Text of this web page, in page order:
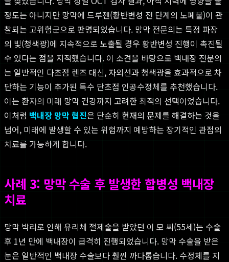
정도는 아니지만 망막에 드루젠(황반변성 전 단계의 노폐물)이 관
찰되는 고위험군으로 판명되었습니다. 망막 전문의는 특정 파장
의 빛(청색광)에 지속적으로 노출될 경우 황반변성 진행이 촉진될
수 있다는 점을 지적했습니다. 이 소견을 바탕으로 백내장 전문의
는 일반적인 다초점 렌즈 대신, 자외선과 청색광을 효과적으로 차
단하는 기능이 추가된 특수 단초점 인공수정체를 추천했습니다.
이는 환자의 미래 망막 건강까지 고려한 최적의 선택이었습니다.
이처럼 백내장 망막 협진은 단순히 현재의 문제를 해결하는 것을
넘어, 미래에 발생할 수 있는 위험까지 예방하는 장기적인 관점의
치료를 가능하게 합니다.
사례 3: 망막 수술 후 발생한 합병성 백내장
치료
망막 박리로 인해 유리체 절제술을 받았던 이 모 씨(55세)는 수술
후 1년 만에 백내장이 급격히 진행되었습니다. 망막 수술을 받은
눈은 일반적인 백내장 수술보다 훨씬 까다롭습니다. 수정체를 지